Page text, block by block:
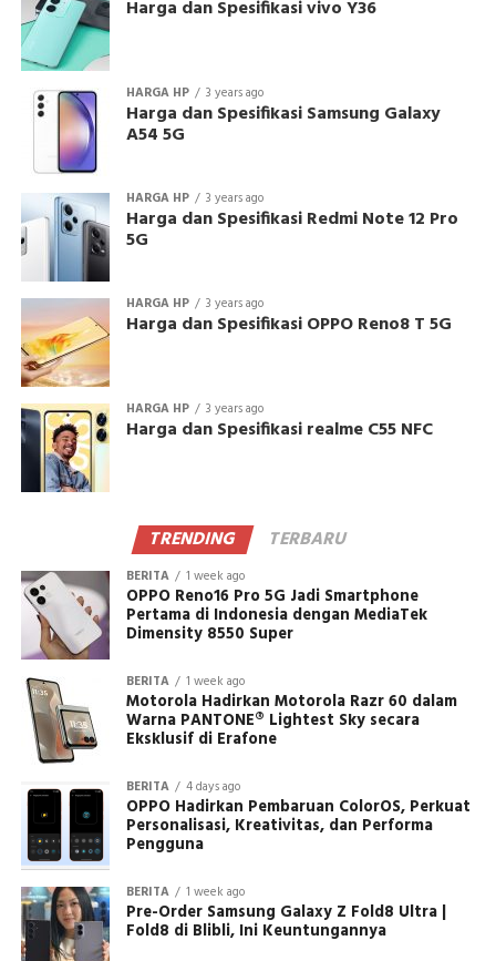
Harga dan Spesifikasi vivo Y36
HARGA HP 3 years ago
Harga dan Spesifikasi Samsung Galaxy
A54 5G
HARGA HP 3 years ago
Harga dan Spesifikasi Redmi Note 12 Pro
5G
HARGA HP 3 years ago
Harga dan Spesifikasi OPPO Reno8 T 5G
HARGA HP 3 years ago
Harga dan Spesifikasi realme C55 NFC
TRENDING TERBARU
BERITA 1 week ago
OPPO Reno16 Pro 5G Jadi Smartphone
Pertama di Indonesia dengan MediaTek
Dimensity 8550 Super
BERITA 1 week ago
Motorola Hadirkan Motorola Razr 60 dalam
Warna PANTONE® Lightest Sky secara
Eksklusif di Erafone
BERITA 4 days ago
OPPO Hadirkan Pembaruan ColorOS, Perkuat
Personalisasi, Kreativitas, dan Performa
Pengguna
BERITA 1 week ago
Pre-Order Samsung Galaxy Z Fold8 Ultra |
Fold8 di Blibli, Ini Keuntungannya